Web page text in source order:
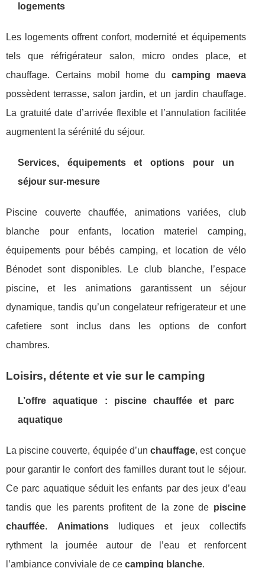
logements
Les logements offrent confort, modernité et équipements
tels que réfrigérateur salon, micro ondes place, et
chauffage. Certains mobil home du camping maeva
possèdent terrasse, salon jardin, et un jardin chauffage.
La gratuité date d’arrivée flexible et l’annulation facilitée
augmentent la sérénité du séjour.
Services, équipements et options pour un
séjour sur-mesure
Piscine couverte chauffée, animations variées, club
blanche pour enfants, location materiel camping,
équipements pour bébés camping, et location de vélo
Bénodet sont disponibles. Le club blanche, l’espace
piscine, et les animations garantissent un séjour
dynamique, tandis qu’un congelateur refrigerateur et une
cafetiere sont inclus dans les options de confort
chambres.
Loisirs, détente et vie sur le camping
L’offre aquatique : piscine chauffée et parc
aquatique
La piscine couverte, équipée d’unchauffage, est conçue
pour garantir le confort des familles durant tout le séjour.
Ce parc aquatique séduit les enfants par des jeux d’eau
tandis que les parents profitent de la zone de piscine
chauffée. Animationsludiques et jeux collectifs
rythment la journée autour de l’eau et renforcent
l’ambiance conviviale de ce camping blanche.